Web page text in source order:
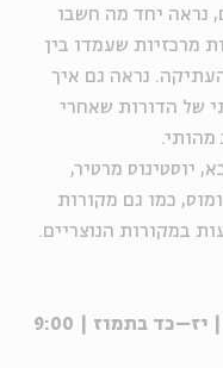
נראה יחד מה חשבו
מרכזיות שעמדו בין
נראה גם איך
של הדורות שאחרי
מהותי.
יוסטינוס מרטיר,
כמו גם מקורות
במקורות הנוצריים.